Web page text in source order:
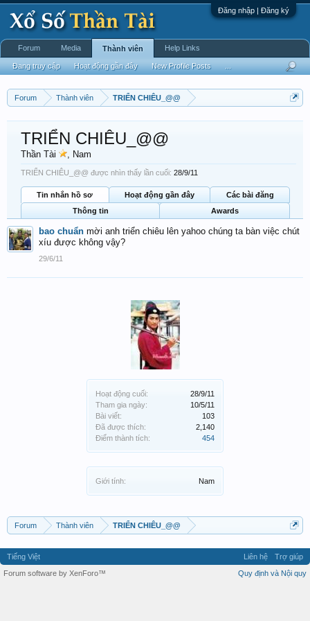
Đăng nhập | Đăng ký
Forum Thành viên TRIỂN CHIÊU_@@
Hoạt động cuối:
28/9/11
Tham gia ngày:
10/5/11
Bài viết:
103
Đã được thích:
2,140
Điểm thành tích:
454
Giới tính: Nam
TRIỂN CHIÊU_@@
Thần Tài , Nam
TRIỂN CHIÊU_@@ được nhìn thấy lần cuối: 28/9/11
Tin nhắn hồ sơ Hoạt động gần đây
Các bài đăng
Thông tin
Awards
bao chuẩn mời anh triển chiêu lên yahoo chúng ta bàn việc chút
xíu được không vậy?
29/6/11
Forum Thành viên TRIỂN CHIÊU_@@
Forum Media Thành viên
Đang truy cập Hoạt động gần đây New Profile Posts
Help Links
Tiếng Việt Liên hệ
Trợ giúp
Quy định và Nội quy
Forum software by XenForo™